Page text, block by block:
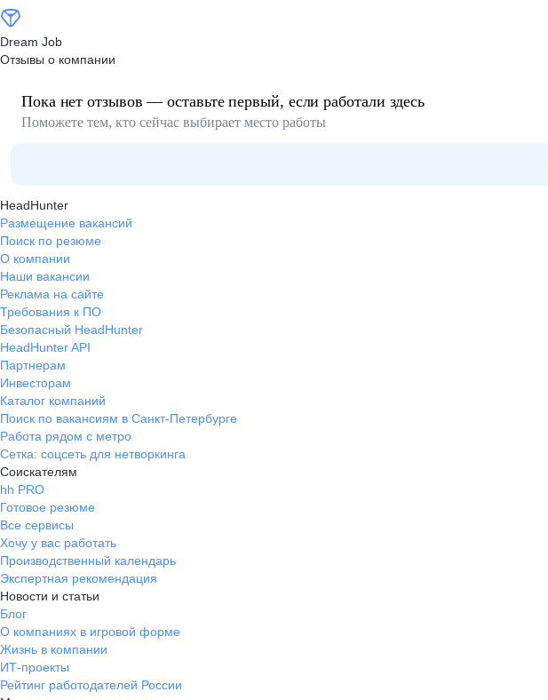
Dream Job
Отзывы о компании
Пока нет отзывов — оставьте первый, если работали здесь
Поможете тем, кто сейчас выбирает место работы
HeadHunter
Размещение вакансий
Поиск по резюме
О компании
Наши вакансии
Реклама на сайте
Требования к ПО
Безопасный HeadHunter
HeadHunter API
Партнерам
Инвесторам
Каталог компаний
Поиск по вакансиям в Санкт-Петербурге
Работа рядом с метро
Сетка: соцсеть для нетворкинга
Соискателям
hh PRO
Готовое резюме
Все сервисы
Хочу у вас работать
Производственный календарь
Экспертная рекомендация
Новости и статьи
Блог
О компаниях в игровой форме
Жизнь в компании
ИТ-проекты
Рейтинг работодателей России